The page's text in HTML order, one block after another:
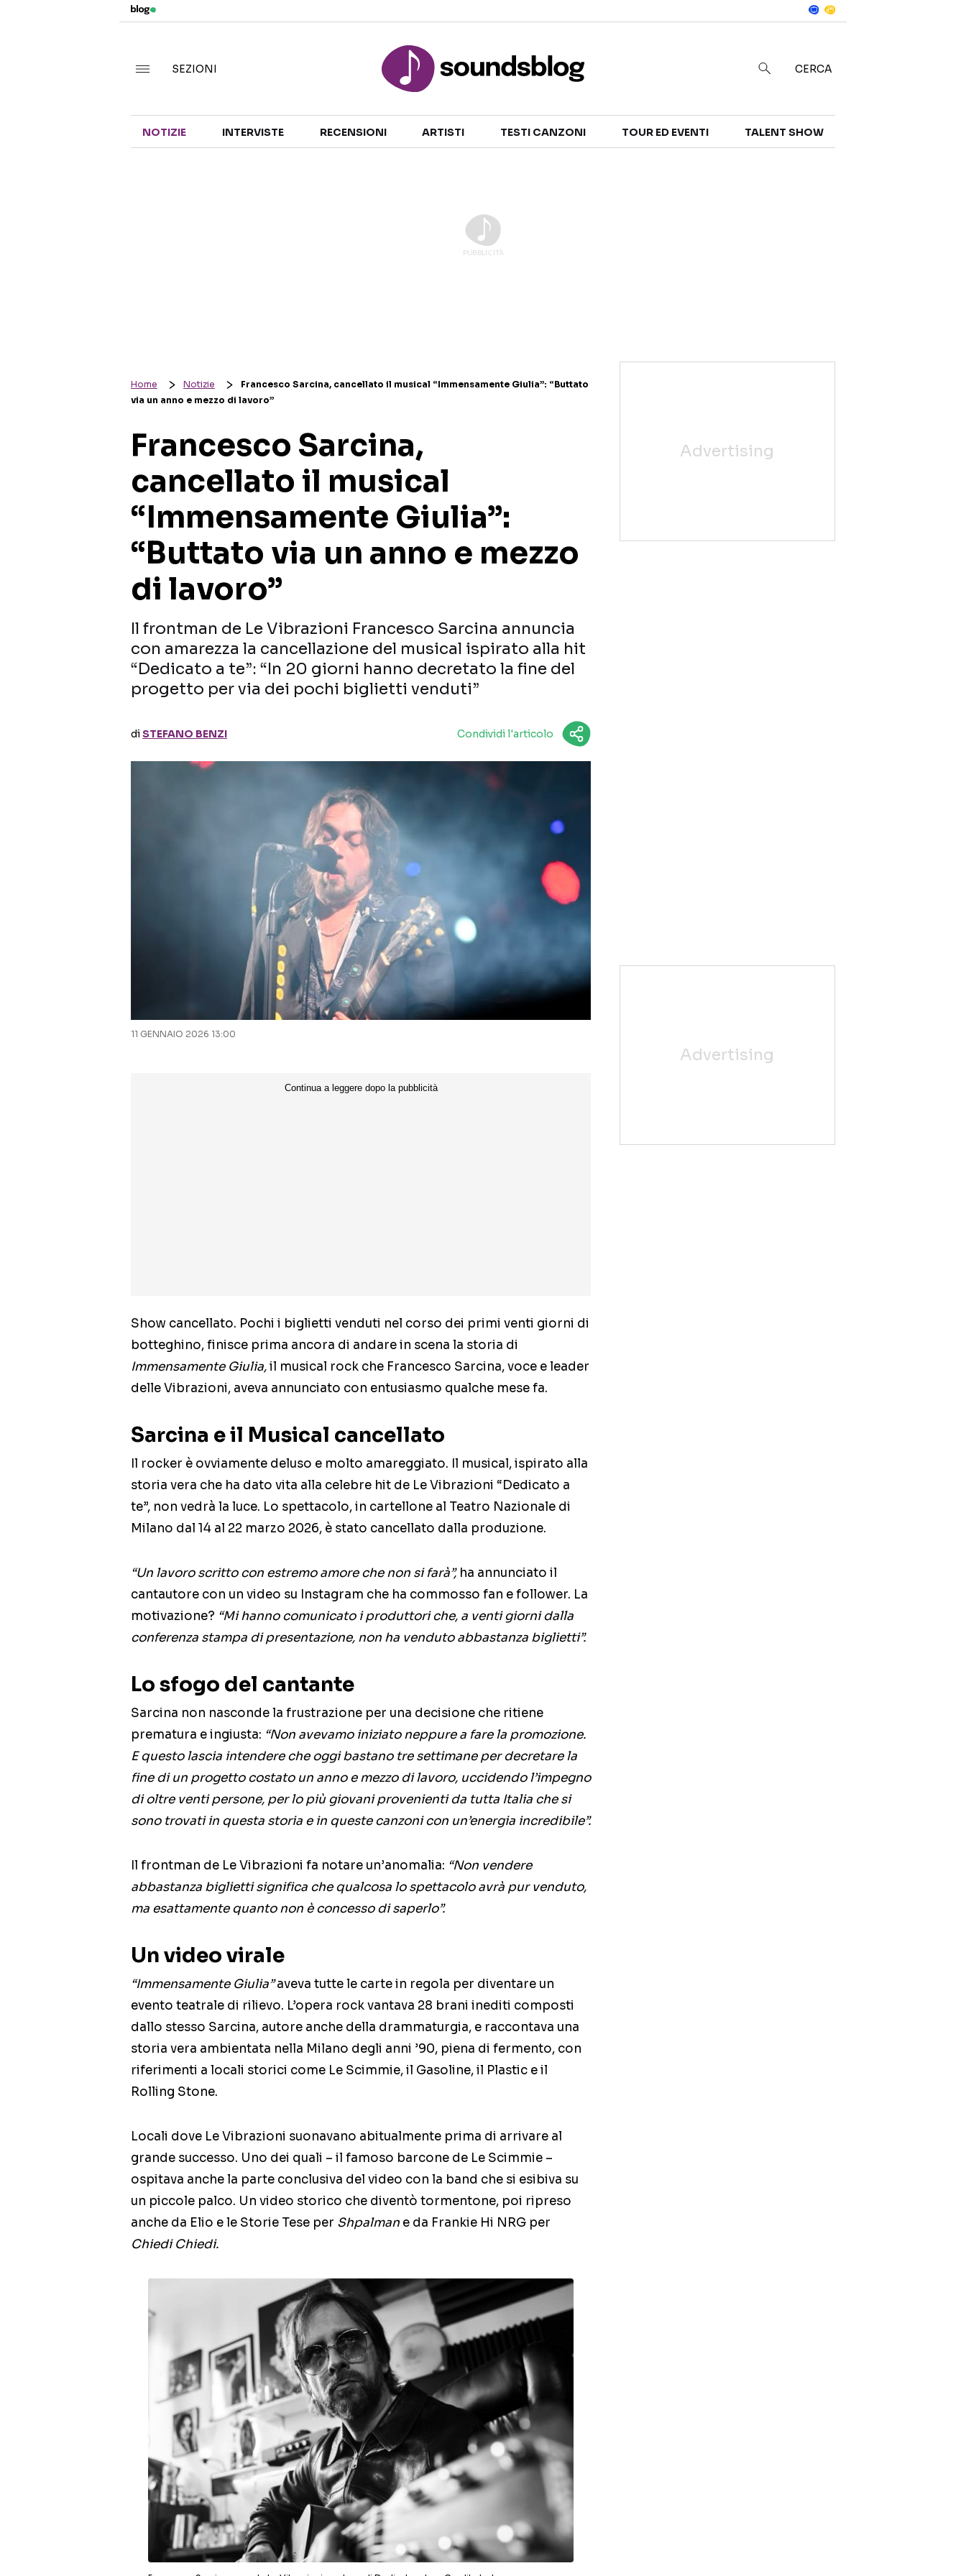
TALENT SHOW
SEZIONI CERCA
NOTIZIE INTERVISTE RECENSIONI ARTISTI TESTI CANZONI TOUR ED EVENTI TALENT SHOW
Home Notizie
Francesco Sarcina, cancellato il musical “Immensamente Giulia”: “Buttato
via un anno e mezzo di lavoro”
Francesco Sarcina,
cancellato il musical
“Immensamente Giulia”:
“Buttato via un anno e mezzo
di lavoro”
Il frontman de Le Vibrazioni Francesco Sarcina annuncia
con amarezza la cancellazione del musical ispirato alla hit
“Dedicato a te”: “In 20 giorni hanno decretato la fine del
progetto per via dei pochi biglietti venduti”
diSTEFANO BENZI Condividi l'articolo
11 GENNAIO 2026 13:00
Show cancellato. Pochi i biglietti venduti nel corso dei primi venti giorni di
botteghino, finisce prima ancora di andare in scena la storia di
Immensamente Giulia,il musical rock che Francesco Sarcina, voce e leader
delle Vibrazioni, aveva annunciato con entusiasmo qualche mese fa.
Sarcina e il Musical cancellato
Il rocker è ovviamente deluso e molto amareggiato. Il musical, ispirato alla
storia vera che ha dato vita alla celebre hit de Le Vibrazioni “Dedicato a
te”, non vedrà la luce. Lo spettacolo, in cartellone al Teatro Nazionale di
Milano dal 14 al 22 marzo 2026, è stato cancellato dalla produzione.
“Un lavoro scritto con estremo amore che non si farà”,ha annunciato il
cantautore con un video su Instagram che ha commosso fan e follower. La
motivazione? “Mi hanno comunicato i produttori che, a venti giorni dalla
conferenza stampa di presentazione, non ha venduto abbastanza biglietti”.
Lo sfogo del cantante
Sarcina non nasconde la frustrazione per una decisione che ritiene
prematura e ingiusta: “Non avevamo iniziato neppure a fare la promozione.
E questo lascia intendere che oggi bastano tre settimane per decretare la
fine di un progetto costato un anno e mezzo di lavoro, uccidendo l’impegno
di oltre venti persone, per lo più giovani provenienti da tutta Italia che si
sono trovati in questa storia e in queste canzoni con un’energia incredibile”.
Il frontman de Le Vibrazioni fa notare un’anomalia: “Non vendere
abbastanza biglietti significa che qualcosa lo spettacolo avrà pur venduto,
ma esattamente quanto non è concesso di saperlo”.
Un video virale
“Immensamente Giulia”aveva tutte le carte in regola per diventare un
evento teatrale di rilievo. L’opera rock vantava 28 brani inediti composti
dallo stesso Sarcina, autore anche della drammaturgia, e raccontava una
storia vera ambientata nella Milano degli anni ’90, piena di fermento, con
riferimenti a locali storici come Le Scimmie, il Gasoline, il Plastic e il
Rolling Stone.
Locali dove Le Vibrazioni suonavano abitualmente prima di arrivare al
grande successo. Uno dei quali – il famoso barcone de Le Scimmie –
ospitava anche la parte conclusiva del video con la band che si esibiva su
un piccole palco. Un video storico che diventò tormentone, poi ripreso
anche da Elio e le Storie Tese per Shpalman e da Frankie Hi NRG per
Chiedi Chiedi.